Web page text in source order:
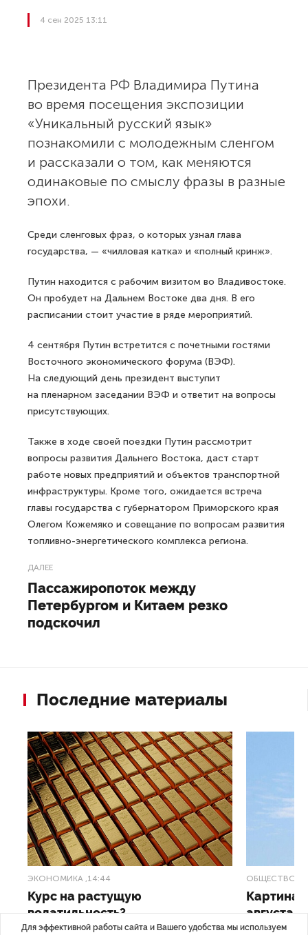
4 сен 2025 13:11
Президента РФ Владимира Путина
во время посещения экспозиции
«Уникальный русский язык»
познакомили с молодежным сленгом
и рассказали о том, как меняются
одинаковые по смыслу фразы в разные
эпохи.
Среди сленговых фраз, о которых узнал глава
государства, — «чилловая катка» и «полный кринж».
Путин находится с рабочим визитом во Владивостоке.
Он пробудет на Дальнем Востоке два дня. В его
расписании стоит участие в ряде мероприятий.
4 сентября Путин встретится с почетными гостями
Восточного экономического форума (ВЭФ).
На следующий день президент выступит
на пленарном заседании ВЭФ и ответит на вопросы
присутствующих.
Также в ходе своей поездки Путин рассмотрит
вопросы развития Дальнего Востока, даст старт
работе новых предприятий и объектов транспортной
инфраструктуры. Кроме того, ожидается встреча
главы государства с губернатором Приморского края
Олегом Кожемяко и совещание по вопросам развития
топливно-энергетического комплекса региона.
ДАЛЕЕ
Пассажиропоток между
Петербургом и Китаем резко
подскочил
Последние материалы
ЭКОНОМИКА ,14:44
Курс на растущую
волатильность?
ОБЩЕСТВО
Картина
августа
Для эффективной работы сайта и Вашего удобства мы используем